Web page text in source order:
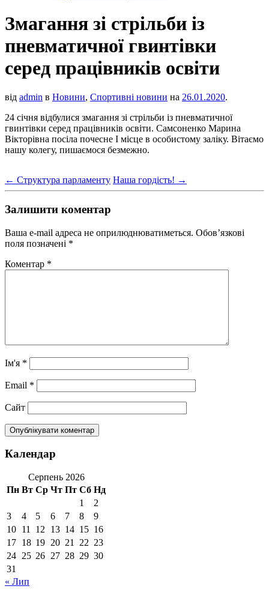
Змагання зі стрільби із
пневматичної гвинтівки
серед працівників освіти
від admin в Новини, Спортивні новини на 26.01.2020.
24 січня відбулися змагання зі стрільби із пневматичної
гвинтівки серед працівників освіти. Самсоненко Марина
Вікторівна посіла почесне І місце в особистому заліку. Вітаємо
нашу колегу, пишаємося безмежно.
← Структура парламенту Наша гордість! →
Залишити коментар
Ваша e-mail адреса не оприлюднюватиметься. Обов’язкові
поля позначені *
Коментар *
Ім'я *
Email *
Сайт
Календар
Серпень 2026
Пн Вт Ср Чт Пт Сб Нд
1
2
3
4 5 6 7 8
9
10 11 12 13 14 15 16
17 18 19 20 21 22 23
24 25 26 27 28 29 30
31
« Лип